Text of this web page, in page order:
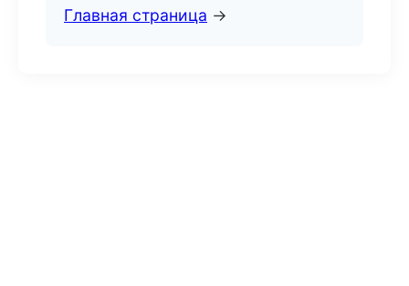
Главная страница →